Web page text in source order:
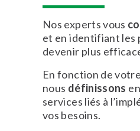
Nos experts vous
et en identifiant les
devenir plus
En fonction de
nous définissons
services liés à
vos besoins.